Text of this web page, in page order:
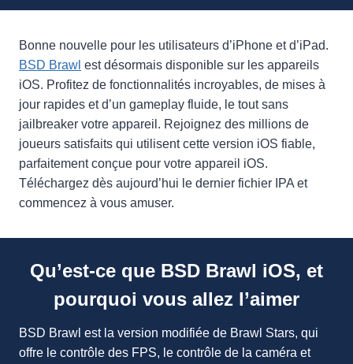
Bonne nouvelle pour les utilisateurs d’iPhone et d’iPad.
BSD Brawl est désormais disponible sur les appareils
iOS. Profitez de fonctionnalités incroyables, de mises à
jour rapides et d’un gameplay fluide, le tout sans
jailbreaker votre appareil. Rejoignez des millions de
joueurs satisfaits qui utilisent cette version iOS fiable,
parfaitement conçue pour votre appareil iOS.
Téléchargez dès aujourd’hui le dernier fichier IPA et
commencez à vous amuser.
Qu’est-ce que BSD Brawl iOS, et
pourquoi vous allez l’aimer
BSD Brawl est la version modifiée de Brawl Stars, qui
offre le contrôle des FPS, le contrôle de la caméra et